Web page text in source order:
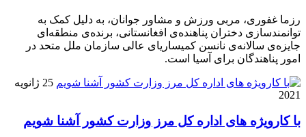
رزما غفوری، مربی ورزش و مشاور جوانان، به دلیل کمک به
توانمندسازی دختران پناهنده‌ی افغانستانی، برنده‌ی منطقه‌ای
جایزه‌ی سالانه‌ی نانسن کمیساریای عالی سازمان ملل متحد در
امور پناهندگان برای آسیا است.
25 ژانویه
2021
با کارویژه های اداره کل مرز وزارت کشور آشنا شویم